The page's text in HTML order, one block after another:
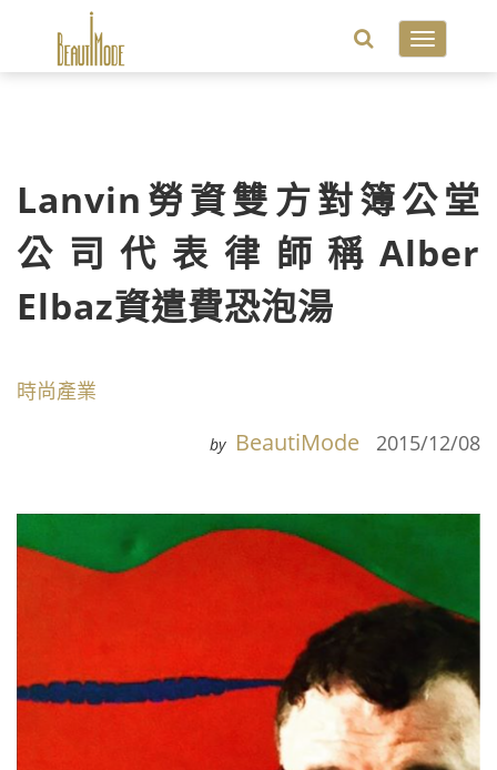
Toggle
Lanvin勞資雙方對簿公堂
公司代表律師稱Alber
Elbaz資遣費恐泡湯
時尚產業
by BeautiMode 2015/12/08